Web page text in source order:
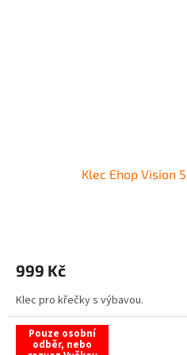
Klec Ehop Vision
999 Kč
Klec pro křečky s výbavou.
Pouze osobní
odběr, nebo